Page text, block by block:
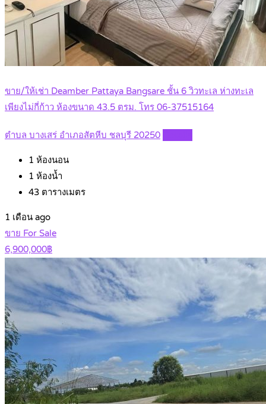
ขาย/ให้เช่า Deamber Pattaya Bangsare ชั้น 6 วิวทะเล ห่างทะเล
เพียงไม่กี่ก้าว ห้องขนาด 43.5 ตรม. โทร 06-37515164
ตำบล บางเสร่ อำเภอสัตหีบ ชลบุรี 20250
1 ห้องนอน
1 ห้องน้ำ
43 ตารางเมตร
1 เดือน ago
ขาย For Sale
6,900,000฿